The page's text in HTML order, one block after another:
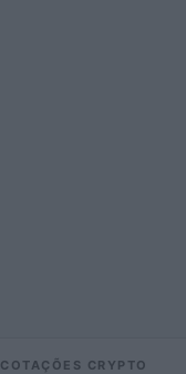
COTAÇÕES CRYPTO